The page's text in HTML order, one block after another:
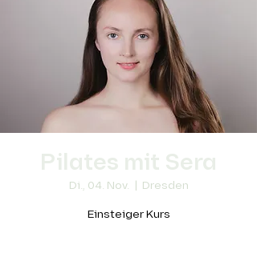
Pilates mit Sera
Di., 04. Nov.
  |
Dresden
Einsteiger Kurs